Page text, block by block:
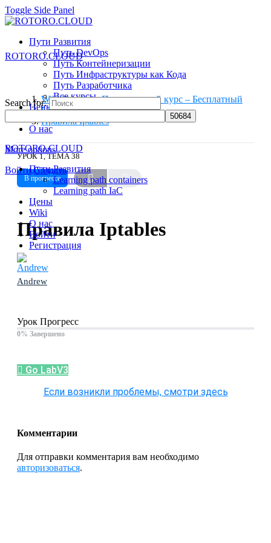
Toggle Side Panel
Пути Развития
Путь DevOps
Путь Контейнеризации
Путь Инфраструктуры как Кода
Путь Разработчика
Все курсы
Цены
О нас
More options
Войти Создать
ROTORO.CLOUD
Search for:
ROTORO.CLOUD
Пути Развития
Learning path containers
Learning path IaC
Цены
Wiki
О нас
Войти
Регистрация
Wiki Practice – Практический курс – Бесплатный
Linux
Правила Iptables
УРОК 1, ТЕМА 38
В прогрессе
Правила Iptables
Andrew
Урок Прогресс
0% Завершено
Go LabV3
Если возникли проблемы, смотри здесь
Комментарии
Для отправки комментария вам необходимо
авторизоваться.